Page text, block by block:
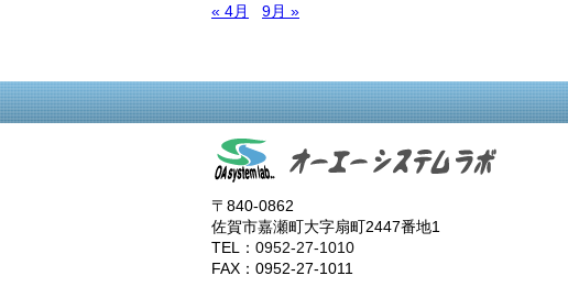
« 4月
9月 »
〒840-0862
佐賀市嘉瀬町大字扇町2447番地1
TEL： 0952-27-1010
FAX：0952-27-1011